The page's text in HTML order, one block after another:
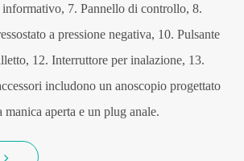
7. Pannello di controllo, 8.
a pressione negativa, 10. Pulsante
12. Interruttore per inalazione, 13.
includono un anoscopio progettato
aperta e un plug anale.